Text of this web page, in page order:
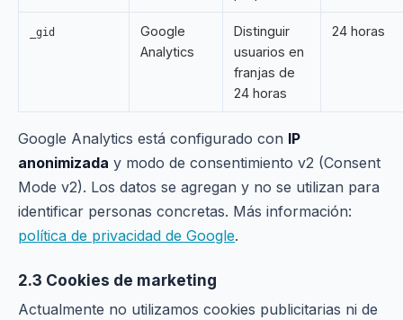
_gid
Google
Analytics
Distinguir
usuarios en
franjas de
24 horas
24 horas
Google Analytics está configurado con IP
anonimizada y modo de consentimiento v2 (Consent
Mode v2). Los datos se agregan y no se utilizan para
identificar personas concretas. Más información:
política de privacidad de Google.
2.3 Cookies de marketing
Actualmente no utilizamos cookies publicitarias ni de